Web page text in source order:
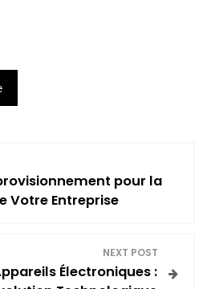
pour la
Votre Entreprise
NEXT POST
Électroniques :